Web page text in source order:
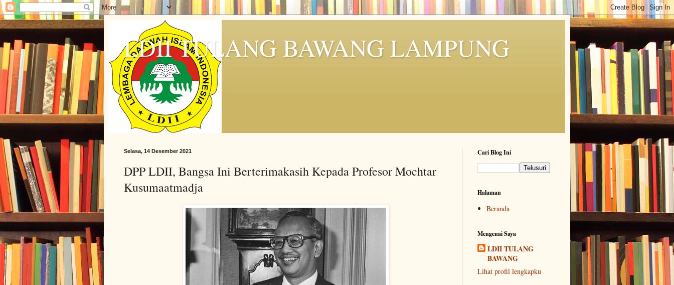
LDII TULANG BAWANG LAMPUNG
Selasa, 14 Desember 2021
DPP LDII, Bangsa Ini Berterimakasih Kepada Profesor Mochtar
Kusumaatmadja
Cari Blog Ini
Halaman
Beranda
Mengenai Saya
LDII TULANG
BAWANG
Lihat profil lengkapku